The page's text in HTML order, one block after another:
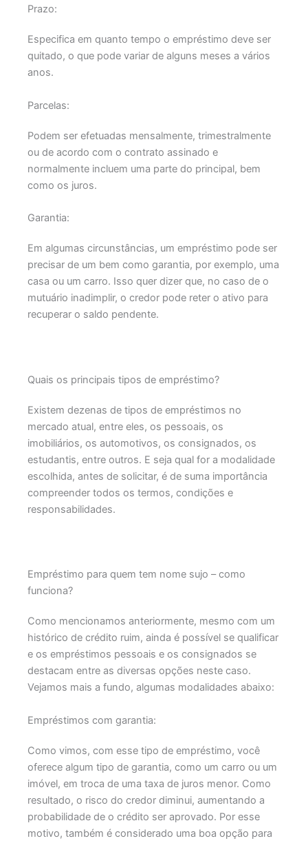
Prazo:
Especifica em quanto tempo o empréstimo deve ser
quitado, o que pode variar de alguns meses a vários
anos.
Parcelas:
Podem ser efetuadas mensalmente, trimestralmente
ou de acordo com o contrato assinado e
normalmente incluem uma parte do principal, bem
como os juros.
Garantia:
Em algumas circunstâncias, um empréstimo pode ser
precisar de um bem como garantia, por exemplo, uma
casa ou um carro. Isso quer dizer que, no caso de o
mutuário inadimplir, o credor pode reter o ativo para
recuperar o saldo pendente.
Quais os principais tipos de empréstimo?
Existem dezenas de tipos de empréstimos no
mercado atual, entre eles, os pessoais, os
imobiliários, os automotivos, os consignados, os
estudantis, entre outros. E seja qual for a modalidade
escolhida, antes de solicitar, é de suma importância
compreender todos os termos, condições e
responsabilidades.
Empréstimo para quem tem nome sujo – como
funciona?
Como mencionamos anteriormente, mesmo com um
histórico de crédito ruim, ainda é possível se qualificar
e os empréstimos pessoais e os consignados se
destacam entre as diversas opções neste caso.
Vejamos mais a fundo, algumas modalidades abaixo:
Empréstimos com garantia:
Como vimos, com esse tipo de empréstimo, você
oferece algum tipo de garantia, como um carro ou um
imóvel, em troca de uma taxa de juros menor. Como
resultado, o risco do credor diminui, aumentando a
probabilidade de o crédito ser aprovado. Por esse
motivo, também é considerado uma boa opção para